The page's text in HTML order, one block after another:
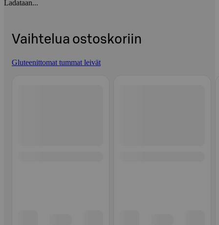
Ladataan...
Vaihtelua ostoskoriin
Gluteenittomat tummat leivät